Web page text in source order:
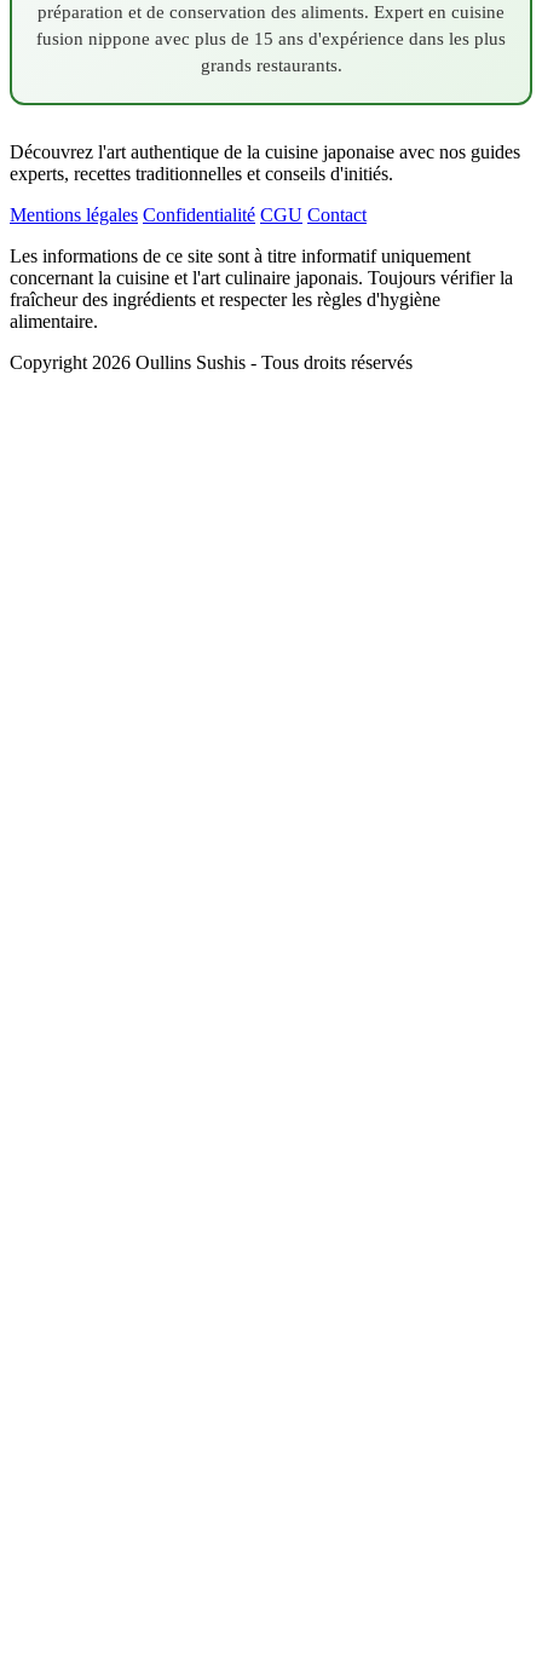
préparation et de conservation des aliments. Expert en cuisine
fusion nippone avec plus de 15 ans d'expérience dans les plus
grands restaurants.
Découvrez l'art authentique de la cuisine japonaise avec nos guides
experts, recettes traditionnelles et conseils d'initiés.
Mentions légales Confidentialité CGU Contact
Les informations de ce site sont à titre informatif uniquement
concernant la cuisine et l'art culinaire japonais. Toujours vérifier la
fraîcheur des ingrédients et respecter les règles d'hygiène
alimentaire.
Copyright 2026 Oullins Sushis - Tous droits réservés